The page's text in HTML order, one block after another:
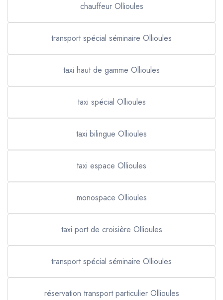
chauffeur Ollioules
transport spécial séminaire Ollioules
taxi haut de gamme Ollioules
taxi spécial Ollioules
taxi bilingue Ollioules
taxi espace Ollioules
monospace Ollioules
taxi port de croisière Ollioules
transport spécial séminaire Ollioules
réservation transport particulier Ollioules